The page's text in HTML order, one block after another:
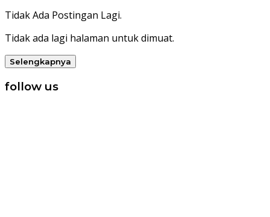
Tidak Ada Postingan Lagi.
Tidak ada lagi halaman untuk dimuat.
Selengkapnya
follow us